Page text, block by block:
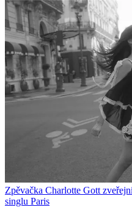
Zpěvačka Charlotte Gott
singlu Paris